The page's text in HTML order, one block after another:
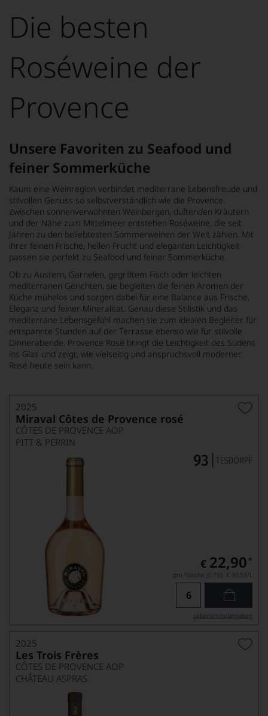
mithilfe
von
verändert.
Die besten
Roséweine der
Provence
Unsere Favoriten zu Seafood und
feiner Sommerküche
Kaum eine Weinregion verbindet mediterrane Lebensfreude und
stilvollen Genuss so selbstverständlich wie die Provence.
Zwischen sonnenverwöhnten Weinbergen, duftenden Kräutern
und der Nähe zum Mittelmeer entstehen Roséweine, die seit
Jahren zu den beliebtesten Sommerweinen der Welt zählen. Mit
ihrer feinen Frische, hellen Frucht und eleganten Leichtigkeit
passen sie perfekt zu Seafood und feiner Sommerküche.
Ob zu Austern, Garnelen, gegrilltem Fisch oder leichten
mediterranen Gerichten, sie begleiten die feinen Aromen der
Küche mühelos und sorgen dabei für eine Balance aus Frische,
Eleganz und feiner Mineralität. Genau diese Stilistik und das
mediterrane Lebensgefühl machen sie zum idealen Begleiter für
entspannte Stunden auf der Terrasse ebenso wie für stilvolle
Dinnerabende. Provence Rosé bringt die Leichtigkeit des Südens
ins Glas und zeigt, wie vielseitig und anspruchsvoll moderner
Rosé heute sein kann.
2025
Miraval Côtes de Provence rosé
CÔTES DE PROVENCE AOP
PITT & PERRIN
€ 22,90 *
pro Flasche (0.75l), € 30,53/L
Lebensmittel­angaben
2025
Les Trois Frères
CÔTES DE PROVENCE AOP
CHÂTEAU ASPRAS